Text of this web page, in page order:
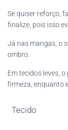
Se quiser reforço,
finalize, pois isso
Já nas mangas, o
ombro.
Em tecidos leves,
firmeza, enquanto
Tecido